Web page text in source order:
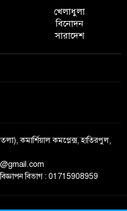
খেলাধুলা
বিনোদন
সারাদেশ
কমার্শিয়াল কমপ্লেক্স, হাতিরপুল,
বিভাগ : 01715908959